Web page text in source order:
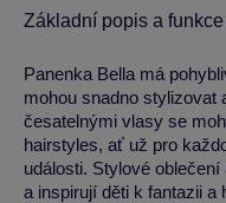
Základní popis a funkce
Panenka Bella má
mohou snadno stylizovat
česatelnými vlasy se
hairstyles, ať už pro
události. Stylové
a inspirují děti k fantazii a